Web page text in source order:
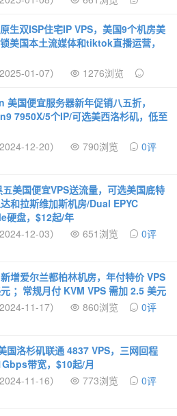
生双ISP住宅IP VPS，美国9个机房美
美国本土流媒体和tiktok直播运营，
01-07）
1276浏览
国便宜服务器新年促销八五折，
7950X/5个IP/可选美西洛杉矶，低至
12-20）
790浏览
0评
美国便宜VPS送流量，可选美国底特
和拉斯维加斯机房/Dual EPYC
硬盘，$12起/年
12-03）
651浏览
0评
增爱尔兰都柏林机房，年付特价 VPS
；常规月付 KVM VPS 需加 2.5 美元
11-17）
860浏览
0评
洛杉矶联通 4837 VPS，三网回程
带宽，$10起/月
11-16）
773浏览
0评